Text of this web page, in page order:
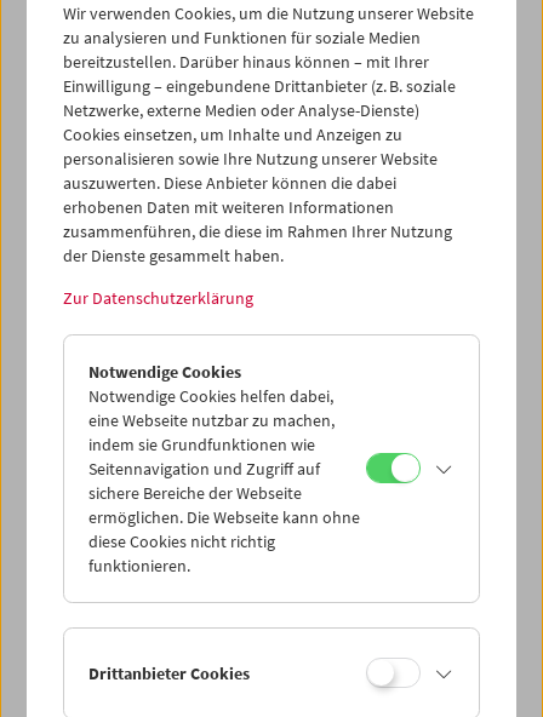
Wir verwenden Cookies, um die Nutzung unserer Website
zu analysieren und Funktionen für soziale Medien
bereitzustellen. Darüber hinaus können – mit Ihrer
Einwilligung – eingebundene Drittanbieter (z. B. soziale
Netzwerke, externe Medien oder Analyse-Dienste)
Cookies einsetzen, um Inhalte und Anzeigen zu
personalisieren sowie Ihre Nutzung unserer Website
auszuwerten. Diese Anbieter können die dabei
erhobenen Daten mit weiteren Informationen
zusammenführen, die diese im Rahmen Ihrer Nutzung
der Dienste gesammelt haben.
Zur Datenschutzerklärung
Notwendige Cookies
Notwendige Cookies helfen dabei,
eine Webseite nutzbar zu machen,
indem sie Grundfunktionen wie
Seitennavigation und Zugriff auf
sichere Bereiche der Webseite
ermöglichen. Die Webseite kann ohne
diese Cookies nicht richtig
funktionieren.
Drittanbieter Cookies